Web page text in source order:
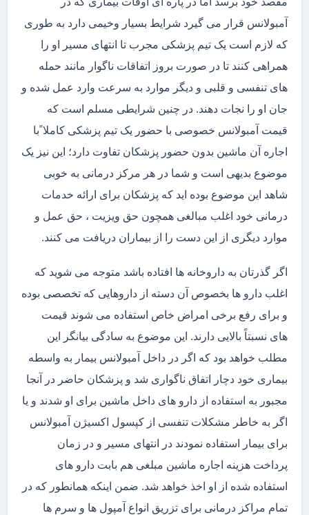
آمبولانس قرار می گیرد شرایط بسیار وخیمی دارد به طوری
که لازم است یک تیم پزشکی مجرب تا انتهای مسیر او را
همراهی کنند تا در صورت بروز اتفاقات ناگوار مانند حمله
های تنفسی و قلبی و دیگر موارد به سرعت وارد عمل شده و
جان او را نجات دهند. در چنین شرایطی مسلم است که
قیمت آمبولانس خصوصی با حضور یک تیم پزشکی کاملا ًبا
اجاره آن ماشین بدون حضور پزشکان تفاوت دارد؛ این نیز یک
موضوع بدیهی است و شما در هر مرکز درمانی به خوبی
شاهد این موضوع بوده اید که پزشکان برای ارائه خدمات
درمانی خود اغلب مبالغی همچون حق ویزیت ، حق عمل و
موارد دیگری از این دست را از بیماران دریافت می کنند.
اگر گذرتان به داروخانه ها افتاده باشد متوجه می شوید که
اغلب دارو ها بخصوص آن دسته از داروهایی که تخصصی بوده
و برای رفع برخی امراض خاص استفاده می شوند قیمت
های نسبتاً بالایی دارند. این موضوع به سادگی بیانگر این
مطلب خواهد بود که اگر در داخل آمبولانس بیمار به واسطه
بیماری خود دچار اتفاق ناگواری شد و پزشکان حاضر در آنجا
مجبور به استفاده از دارو های داخل ماشین برای او شدند و یا
اگر به خاطر مشکلات تنفسی از کپسول اکسیژن آمبولانس
برای بیمار استفاده نمودند در انتهای مسیر و در زمان
پرداخت هزینه اجاره ماشین مبلغی هم بابت دارو های
استفاده شده از او اخذ خواهد شد. ضمن اینکه همانطور که در
تمام مراکز درمانی برای تزریق انواع آمپول ها و سرم ها